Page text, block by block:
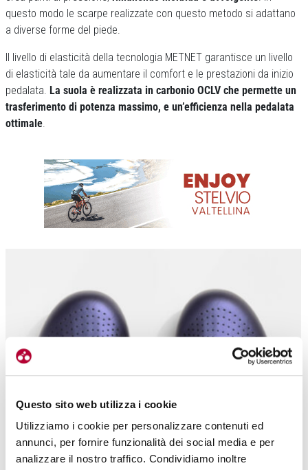
Questo sito web utilizza i cookie
Utilizziamo i cookie per personalizzare contenuti ed
annunci, per fornire funzionalità dei social media e per
analizzare il nostro traffico. Condividiamo inoltre
questo modo le scarpe realizzate con questo metodo si adattano
a diverse forme del piede.
Il livello di elasticità della tecnologia METNET garantisce un livello
di elasticità tale da aumentare il comfort e le prestazioni da inizio
pedalata. La suola è realizzata in carbonio OCLV che permette un
trasferimento di potenza massimo, e un’efficienza nella pedalata
ottimale.
Non solo bianche ma anche altre due colorazioni